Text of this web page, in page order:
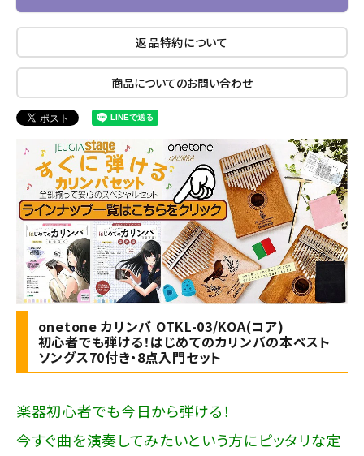
返品特約について
商品についてのお問い合わせ
onetone カリンバ OTKL-03/KOA(コア)
初心者でも弾ける！はじめてのカリンバの本ベスト
ソングス70付き・8点入門セット
楽器初心者でも今日から弾ける！
今すぐ曲を演奏してみたいという方にピッタリな定